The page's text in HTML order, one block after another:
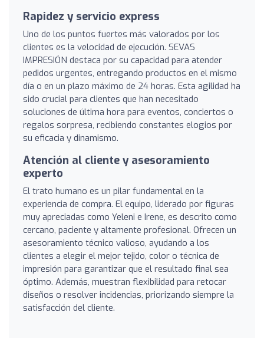
Rapidez y servicio express
Uno de los puntos fuertes más valorados por los
clientes es la velocidad de ejecución. SEVAS
IMPRESIÓN destaca por su capacidad para atender
pedidos urgentes, entregando productos en el mismo
día o en un plazo máximo de 24 horas. Esta agilidad ha
sido crucial para clientes que han necesitado
soluciones de última hora para eventos, conciertos o
regalos sorpresa, recibiendo constantes elogios por
su eficacia y dinamismo.
Atención al cliente y asesoramiento
experto
El trato humano es un pilar fundamental en la
experiencia de compra. El equipo, liderado por figuras
muy apreciadas como Yeleni e Irene, es descrito como
cercano, paciente y altamente profesional. Ofrecen un
asesoramiento técnico valioso, ayudando a los
clientes a elegir el mejor tejido, color o técnica de
impresión para garantizar que el resultado final sea
óptimo. Además, muestran flexibilidad para retocar
diseños o resolver incidencias, priorizando siempre la
satisfacción del cliente.